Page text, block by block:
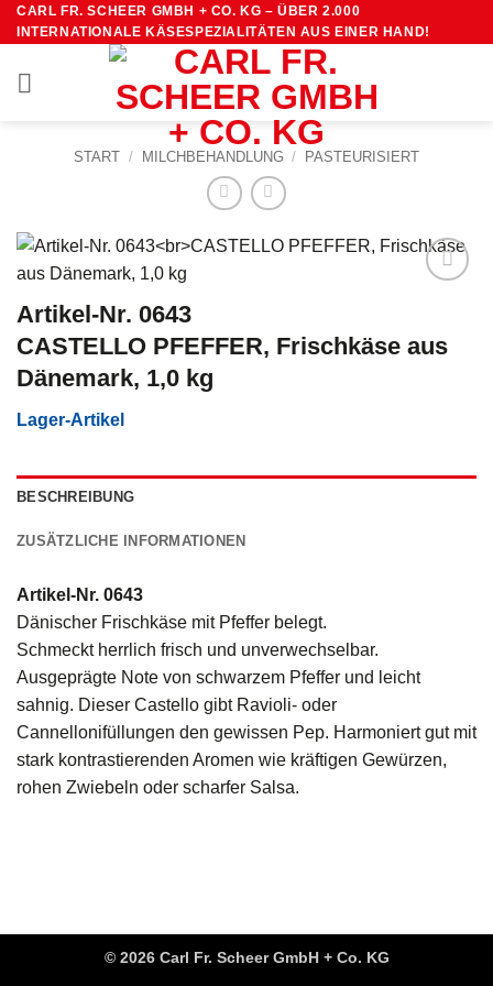
Zum
Inhalt
CARL FR. SCHEER GMBH + CO. KG – ÜBER 2.000
INTERNATIONALE KÄSESPEZIALITÄTEN AUS EINER HAND!
START / MILCHBEHANDLUNG / PASTEURISIERT
Artikel-Nr. 0643
CASTELLO PFEFFER, Frischkäse aus
Dänemark, 1,0 kg
Lager-Artikel
BESCHREIBUNG
ZUSÄTZLICHE INFORMATIONEN
Artikel-Nr. 0643
Dänischer Frischkäse mit Pfeffer belegt.
Schmeckt herrlich frisch und unverwechselbar.
Ausgeprägte Note von schwarzem Pfeffer und leicht
sahnig. Dieser Castello gibt Ravioli- oder
Cannellonifüllungen den gewissen Pep. Harmoniert gut mit
stark kontrastierenden Aromen wie kräftigen Gewürzen,
rohen Zwiebeln oder scharfer Salsa.
© 2026 Carl Fr. Scheer GmbH + Co. KG